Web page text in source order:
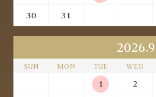
30
31
2026.9
SUN MON TUE WED
1 2